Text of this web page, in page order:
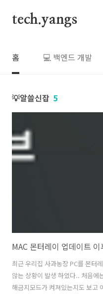
tech.yangs
홈 💻 백엔드 개발
💡알쓸신잡 5
MAC 몬터레이 업데이트
최근 우리집 사과농장 PC를 몬터
않는 상황이 발생 하였다.. 처음에
해금지모드가 켜져있는지도 보고